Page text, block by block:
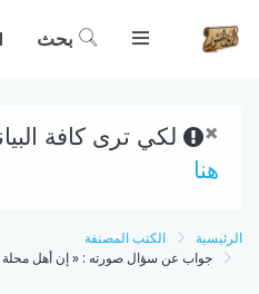
بحث
× لكي ترى كافة
هنا
الرئيسية
الكتب المصنفة
جواب عن سؤال صورته : « إن أهل محلة